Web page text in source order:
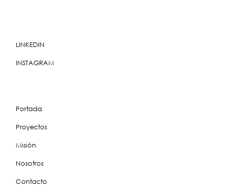
LINKEDIN
INSTAGRAM
Portada
Proyectos
Misión
Nosotros
Contacto